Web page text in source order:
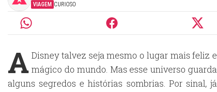
VIAGEM CURIOSO
A Disney talvez seja mesmo o lugar mais feliz e
mágico do mundo. Mas esse universo guarda
alguns segredos e histórias sombrias. Por sinal, já